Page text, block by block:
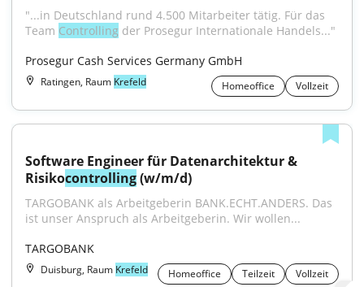
"...in Deutschland rund 4.500 Mitarbeiter tätig. Für das
Team Controlling der Prosegur Internationale Handels..."
Prosegur Cash Services Germany GmbH
Ratingen, Raum Krefeld Homeoffice Vollzeit
Software Engineer für Datenarchitektur &
Risikocontrolling (w/m/d)
TARGOBANK als Arbeitgeberin BANK.ECHT.ANDERS. Das
ist unser Anspruch als Arbeitgeberin. Wir wollen...
TARGOBANK
Duisburg, Raum Krefeld Homeoffice Teilzeit Vollzeit